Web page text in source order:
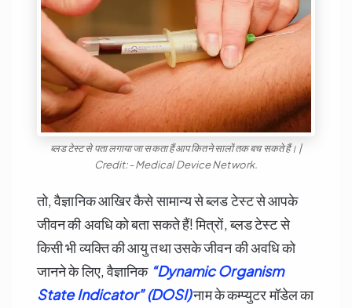
ब्लड टेस्ट से पता लगाया जा सकता हैं आप कितने सालों तक बच सकते हैं। |
Credit:- Medical Device Network.
तो, वैज्ञानिक आखिर कैसे सामान्य से ब्लड टेस्ट से आपके
जीवन की अवधि को बता सकते हैं! मित्रों, ब्लड टेस्ट से
किसी भी व्यक्ति की आयु तथा उसके जीवन की अवधि को
जानने के लिए, वैज्ञानिक “Dynamic Organism
State Indicator” (DOSI)नाम के कम्प्युटर मॉडेल का